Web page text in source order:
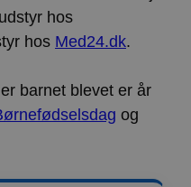
hos
hos Med24.dk.
barnet blevet er år
og